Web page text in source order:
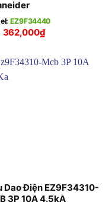
EZ9F34440
362,000₫
Dao Điện EZ9F34310-
3P 10A 4.5kA